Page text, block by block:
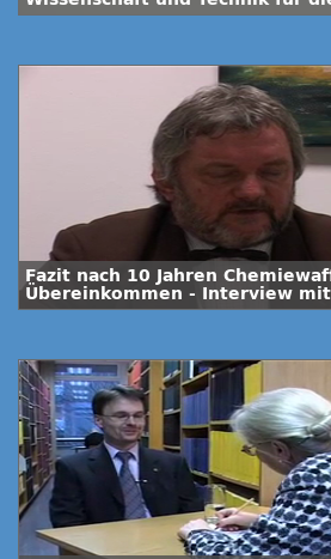
Biowaffenkontrolle
Fazit nach 10 Jahren
Übereinkommen - Interview
Trapp